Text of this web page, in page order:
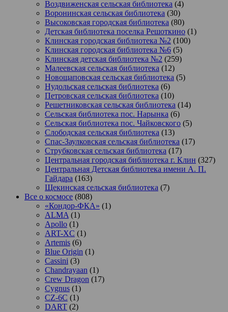
Воздвиженская сельская библиотека (4)
Воронинская сельская библиотека (30)
Высоковская городская библиотека (80)
Детская библиотека поселка Решоткино (1)
Клинская городская библиотека №2 (100)
Клинская городская библиотека №6 (5)
Клинская детская библиотека №2 (259)
Малеевская сельская библиотека (12)
Новощаповская сельская библиотека (5)
Нудольская сельская библиотека (6)
Петровская сельская библиотека (10)
Решетниковская сельская библиотека (14)
Сельская библиотека пос. Нарынка (6)
Сельская библиотека пос. Чайковского (5)
Слободская сельская библиотека (13)
Спас-Заулковская сельская библиотека (17)
Струбковская сельская библиотека (17)
Центральная городская библиотека г. Клин (327)
Центральная Детская библиотека имени А. П.
Гайдара (163)
Щекинская сельская библиотека (7)
Все о космосе (808)
«Кондор-ФКА» (1)
ALMA (1)
Apollo (1)
ART-XC (1)
Artemis (6)
Blue Origin (1)
Cassini (3)
Chandrayaan (1)
Crew Dragon (17)
Cygnus (1)
CZ-6C (1)
DART (2)